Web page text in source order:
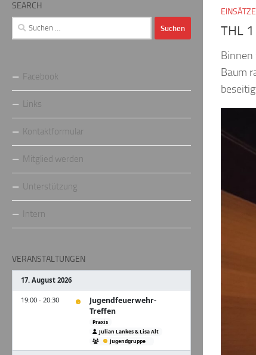
THL
Binnen
Baum
SEARCH
Suchen
nach:
Facebook
Links
Kontaktformular
Mitglied werden
Unterstützung
Intern
VERANSTALTUNGEN